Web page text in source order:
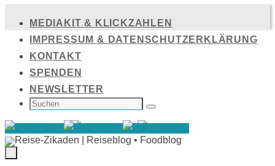
Inhalt
springen
MEDIAKIT & KLICKZAHLEN
IMPRESSUM & DATENSCHUTZERKLÄRUNG
KONTAKT
SPENDEN
NEWSLETTER
SUCHEN
NACH: Suchen